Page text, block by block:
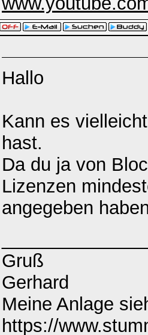
Hallo
Kann es
hast.
Da du ja von
Lizenzen
angegeben
Gruß
Gerhard
Meine Anlage
https://